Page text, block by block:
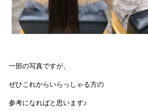
一部の写真ですが、
ぜひこれからいらっしゃる方の
参考になればと思います♪